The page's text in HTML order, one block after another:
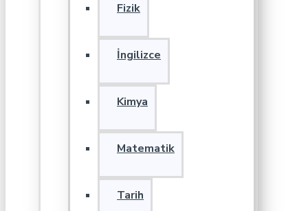
Fizik
İngilizce
Kimya
Matematik
Tarih